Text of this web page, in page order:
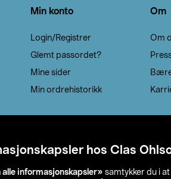
hos Clas
alle informasjonskapsler» samtykker du i
Min konto
Login/Registrer
Glemt passordet?
Mine sider
Min ordrehistorikk
Om
Om